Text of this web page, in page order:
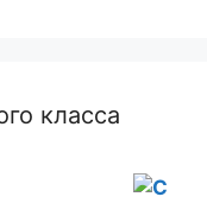
класса